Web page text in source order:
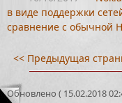
в виде поддержки
сравнение с обычной
<< Предыдущая
Обновлено ( 15.02.2018